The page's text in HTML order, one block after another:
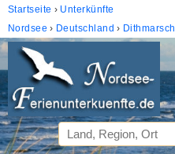
Startseite
Unterkünfte
Nordsee
Deutschland